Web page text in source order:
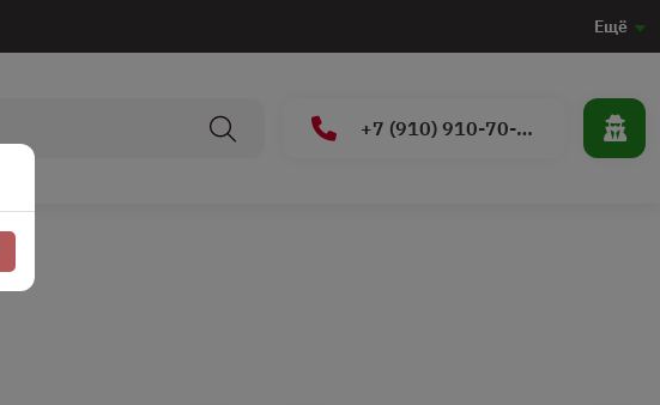
Ещё
+7 (910) 910-70-15